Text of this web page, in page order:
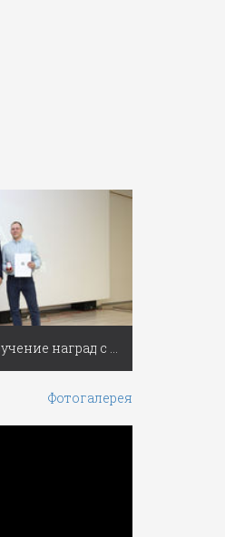
Теплоэнергия вручение наград с Днем работников ЖКХ
Фотогалерея